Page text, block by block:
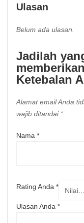
Ulasan
Belum ada ulasan.
Jadilah
Ketebalan
Alamat email Anda
wajib ditandai *
Nama *
Rating Anda *
Ulasan Anda *